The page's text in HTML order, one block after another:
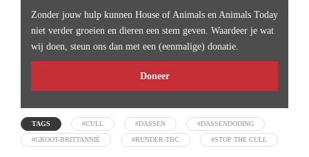
Zonder jouw hulp kunnen House of Animals en Animals Today
niet verder groeien en dieren een stem geven. Waardeer je wat
wij doen, steun ons dan met een (eenmalige) donatie.
Doneer
TAGS #CULL #DASSEN #DASSENDODING
#GROOT-BRITTANNIË #RUNDER-TBC #STOP THE CULL